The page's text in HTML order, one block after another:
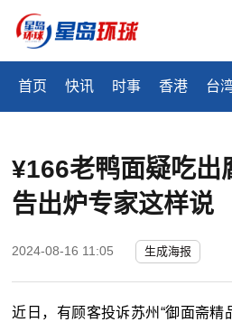
首页 快讯 时事 香港 台
¥166老鸭面疑吃出
告出炉专家这样说
2024-08-16 11:05 生成海报
近日，有顾客投诉苏州“御面斋精